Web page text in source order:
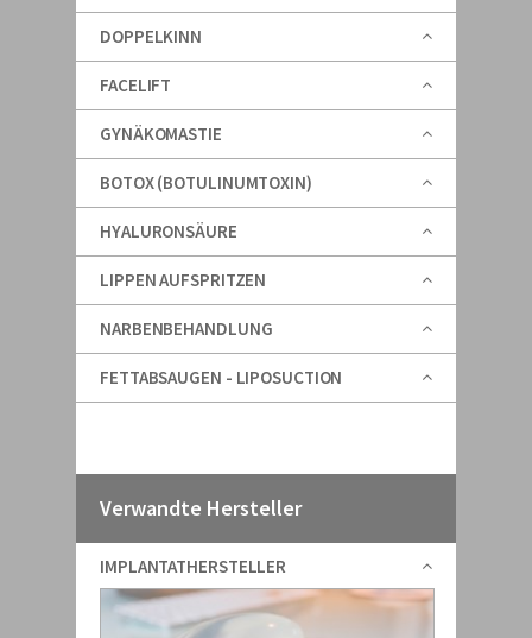
DOPPELKINN
FACELIFT
GYNÄKOMASTIE
BOTOX (BOTULINUMTOXIN)
HYALURONSÄURE
LIPPEN AUFSPRITZEN
NARBENBEHANDLUNG
FETTABSAUGEN - LIPOSUCTION
Verwandte Hersteller
IMPLANTATHERSTELLER